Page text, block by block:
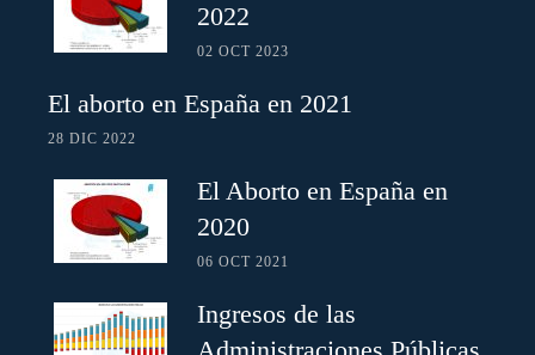
2022
02 OCT 2023
El aborto en España en 2021
28 DIC 2022
El Aborto en España en
2020
06 OCT 2021
Ingresos de las